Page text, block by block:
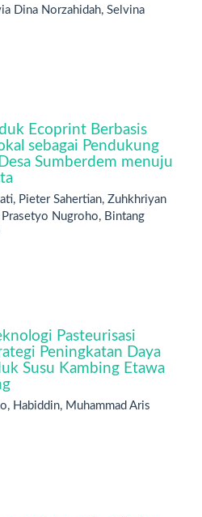
Dina Norzahidah, Selvina
Ecoprint Berbasis
sebagai Pendukung
Sumberdem menuju
Pieter Sahertian, Zuhkhriyan
Nugroho, Bintang
Pasteurisasi
Peningkatan Daya
Susu Kambing Etawa
Habiddin, Muhammad Aris